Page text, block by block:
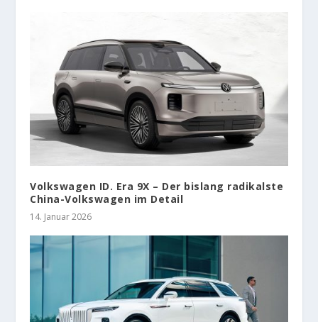
Volkswagen ID. Era 9X – Der bislang radikalste
China-Volkswagen im Detail
14. Januar 2026